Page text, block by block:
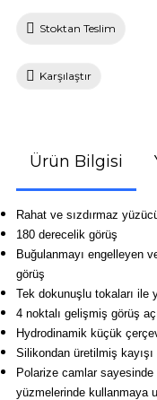
Stoktan Teslim
Karşılaştır
Ürün Bilgisi
Rahat ve sızdırmaz
180 derecelik görüş
Buğulanmayı engelleyen
görüş
Tek dokunuşlu tokaları ile
4 noktalı gelişmiş görüş
Hydrodinamik küçük
Silikondan üretilmiş kayışı
Polarize camlar sayesinde
yüzmelerinde kullanmaya